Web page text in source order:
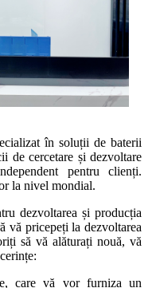
în soluții de baterii
de cercetare și dezvoltare
pentru clienți.
la nivel mondial.
dezvoltarea și producția
vă pricepeți la dezvoltarea
să vă alăturați nouă, vă
care vă vor furniza un